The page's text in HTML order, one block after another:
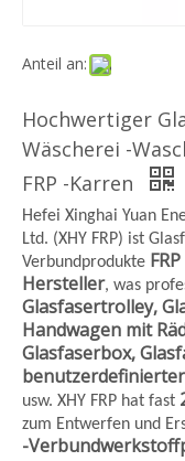
Anteil an:
Hochwertiger
Wäscherei -
FRP -Karren
Hefei Xinghai Yuan
Ltd. (XHY FRP) ist
Verbundprodukte
Hersteller, was
Glasfasertrolley,
Handwagen mit
Glasfaserbox,
usw. XHY FRP hat fast
zum Entwerfen und
-